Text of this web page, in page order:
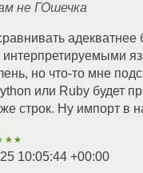
не ГОшечка
адекватнее
интерпретируемыми
но что-то мне
или Ruby будет
строк. Ну импорт в
10:05:44 +00:00